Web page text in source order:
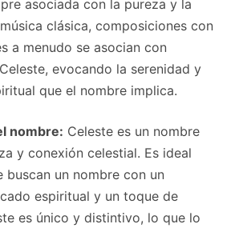
asociada con la pureza y la
clásica, composiciones con
a menudo se asocian con
evocando la serenidad y
que el nombre implica.
nombre: Celeste es un nombre
y conexión celestial. Es ideal
buscan un nombre con un
espiritual y un toque de
es único y distintivo, lo que lo